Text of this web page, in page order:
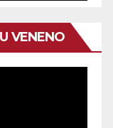
VENENO